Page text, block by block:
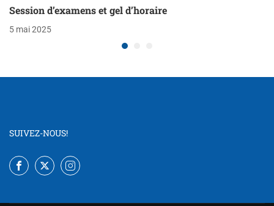
Session d’examens et gel d’horaire
5 mai 2025
SUIVEZ-NOUS!